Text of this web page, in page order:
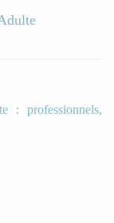
: professionnels,